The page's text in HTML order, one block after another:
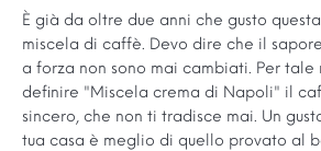
È già da oltre due anni che gusto
miscela di caffè. Devo dire che il
a forza non sono mai cambiati. Per
definire "Miscela crema di Napoli" il
sincero, che non ti tradisce mai. Un
tua casa è meglio di quello provato al